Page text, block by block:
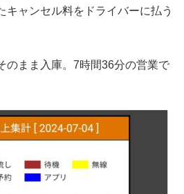
キャンセル料をドライバーに払う
のまま入庫。7時間36分の営業で